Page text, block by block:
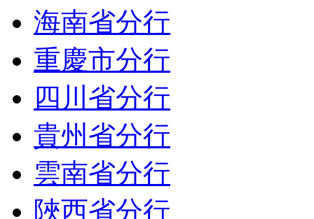
海南省分行
重慶市分行
四川省分行
貴州省分行
雲南省分行
陜西省分行